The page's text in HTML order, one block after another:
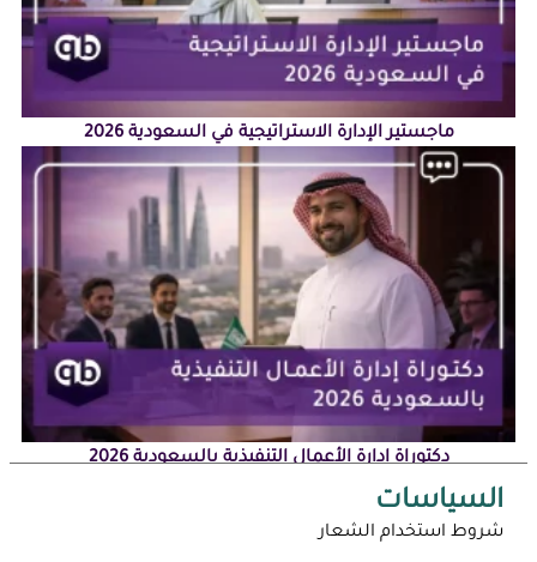
ماجستير الإدارة الاستراتيجية في السعودية 2026
دكتوراة إدارة الأعمال التنفيذية بالسعودية 2026
السياسات
شروط استخدام الشعار